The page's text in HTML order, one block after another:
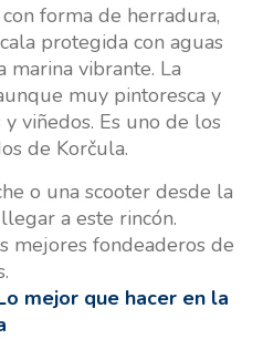
forma de herradura,
protegida con aguas
marina vibrante. La
muy pintoresca y
viñedos. Es uno de los
de Korčula.
o una scooter desde la
a este rincón.
mejores fondeaderos de
mejor que hacer en la